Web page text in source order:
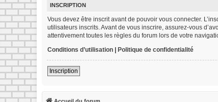
INSCRIPTION
Vous devez être inscrit avant de pouvoir vous connecter.
utilisateurs inscrits. Avant de vous inscrire, assurez-vous
attentivement toutes les règles du forum lors de votre
Conditions d’utilisation | Politique de confidentialité
Inscription